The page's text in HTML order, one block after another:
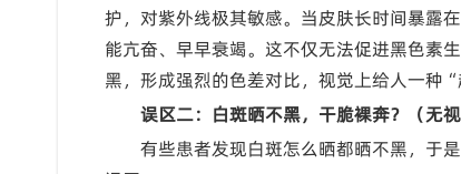
护，对紫外线极其敏感。当皮肤长时间暴露
能亢奋、早早衰竭。这不仅无法促进黑色素
黑，形成强烈的色差对比，视觉上给人一种
误区二：白斑晒不黑，干脆裸奔？（无
有些患者发现白斑怎么晒都晒不黑，于